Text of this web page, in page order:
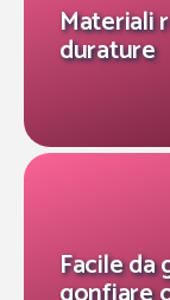
Materiali
durature
Facile